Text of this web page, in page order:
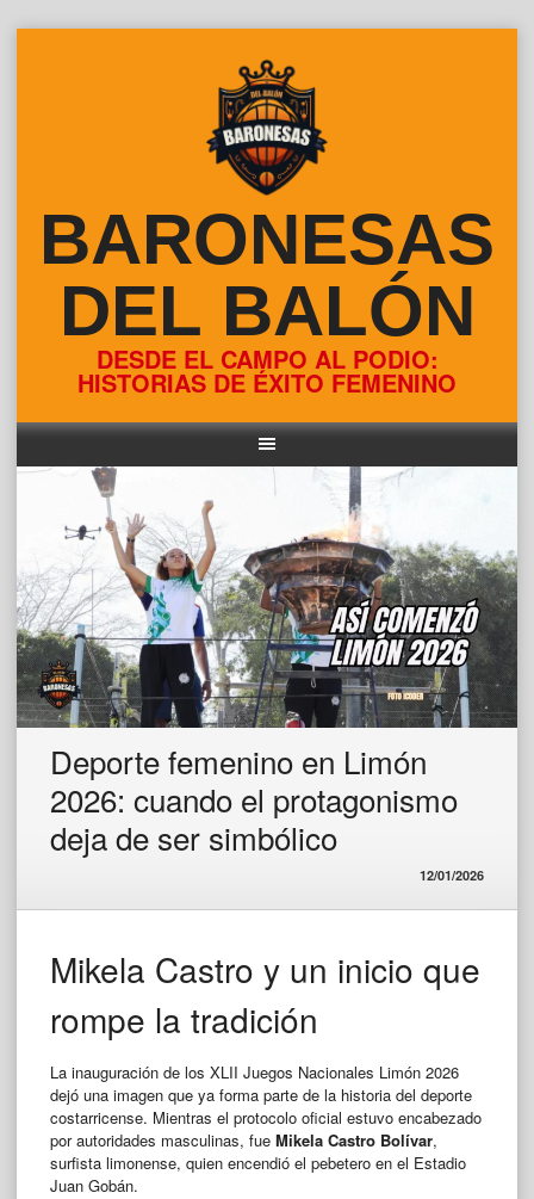
BARONESAS
DEL BALÓN
DESDE EL CAMPO AL PODIO:
HISTORIAS DE ÉXITO FEMENINO
Deporte femenino en Limón
2026: cuando el protagonismo
deja de ser simbólico
12/01/2026
Mikela Castro y un inicio que
rompe la tradición
La inauguración de los XLII Juegos Nacionales Limón 2026
dejó una imagen que ya forma parte de la historia del deporte
costarricense. Mientras el protocolo oficial estuvo encabezado
por autoridades masculinas, fue Mikela Castro Bolívar,
surfista limonense, quien encendió el pebetero en el Estadio
Juan Gobán.